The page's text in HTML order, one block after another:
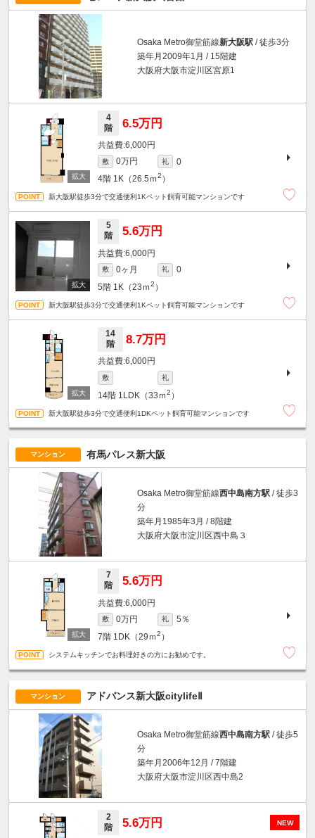
Osaka Metro御堂筋線新大阪駅 / 徒歩3分
築年月2009年1月 / 15階建
大阪府大阪市淀川区宮原1
4
階
6.5万円
6,000円
敷 0万円 礼
0
4階 1K（26.5ｍ2 ）
新大阪駅徒歩3分で交通便利1Kペット飼育可能マンションです
5
階
5.6万円
6,000円
敷 0ヶ月 礼
0
5階 1K（23ｍ2 ）
新大阪駅徒歩3分で交通便利1Kペット飼育可能マンションです
14
階
8.7万円
6,000円
敷 礼
14階 1LDK（33ｍ2 ）
新大阪駅徒歩3分で交通便利1DKペット飼育可能マンションです
マンション 有馬パレス新大阪
Osaka Metro御堂筋線西中島南方駅 / 徒歩3
分
築年月1985年3月 / 8階建
大阪府大阪市淀川区西中島３
7
階
5.6万円
6,000円
敷 0万円 礼
5％
7階 1DK（29ｍ2 ）
システムキッチンでお料理好きの方にお勧めです。
マンション アドバンス新大阪citylifeⅡ
Osaka Metro御堂筋線西中島南方駅 / 徒歩5
分
築年月2006年12月 / 7階建
大阪府大阪市淀川区西中島2
NEW
2
階
5.6万円